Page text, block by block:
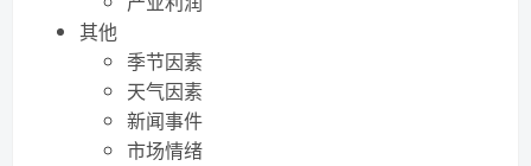
其他
季节因素
天气因素
新闻事件
市场情绪